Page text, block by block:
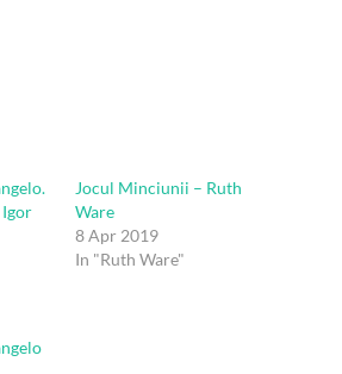
Jocul Minciunii – Ruth
Ware
8 Apr 2019
In "Ruth Ware"